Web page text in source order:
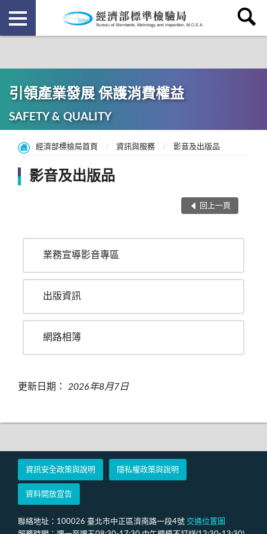
引領產業發展 保護消費權益
SAFETY & QUALITY
經濟部標檢局首頁 資訊與服務 影音及出版品
影音及出版品
回上一頁
業務宣導影音專區
出版資訊
網路相簿
更新日期： 2026年8月7日
資訊安全政策與說明 隱私權政策與說明
資料開放宣告
聯絡地址：100026 臺北市中正區濟南路一段4號 交通位置圖